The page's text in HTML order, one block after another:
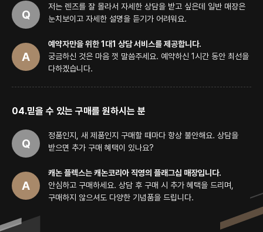
저는 렌즈를 잘 몰라서 자세한 상담을 받고 싶은데 일반 매장은
눈치보이고 자세한 설명을 듣기가 어려워요.
예약자만을 위한 1대1 상담 서비스를 제공합니다.
궁금하신 것은 마음 껏 말씀주세요. 예약하신 1시간 동안 최선을
다하겠습니다.
04.믿을 수 있는 구매를 원하시는 분
정품인지, 새 제품인지 구매할 때마다 항상 불안해요. 상담을
받으면 추가 구매 혜택이 있나요?
캐논 플렉스는 캐논코리아 직영의 플래그십 매장입니다.
안심하고 구매하세요. 상담 후 구매 시 추가 혜택을 드리며,
구매하지 않으셔도 다양한 기념품을 드립니다.